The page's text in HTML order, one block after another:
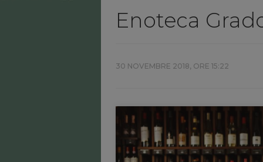
Enoteca
30 NOVEMBRE 2018, ORE 15:22